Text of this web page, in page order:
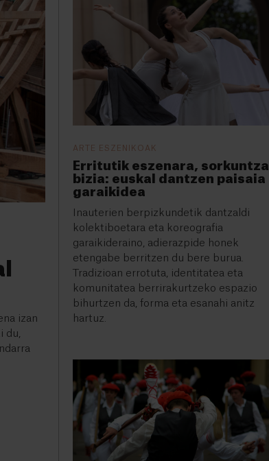
izan
du,
ARTE ESZENIKOAK
Erritutik eszenara, sorkuntza
bizia: euskal dantzen paisaia
garaikidea
Inauterien berpizkundetik dantzaldi
kolektiboetara eta koreografia
garaikideraino, adierazpide honek
etengabe berritzen du bere burua.
Tradizioan errotuta, identitatea eta
komunitatea berrirakurtzeko espazio
bihurtzen da, forma eta esanahi anitz
hartuz.